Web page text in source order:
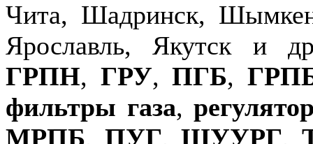
Чита, Шадринск,
Ярославль, Якутск и
ГРПН, ГРУ,ПГБ,
фильтры газа,
МРПБ, ПУГ,ШУУРГ,